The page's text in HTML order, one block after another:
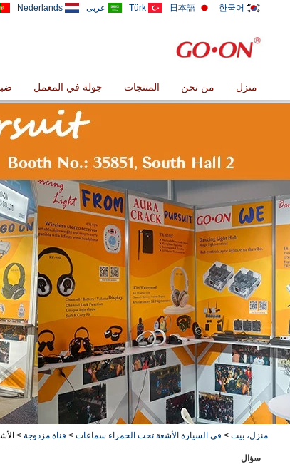
Nederlands عربى Türk 日本語 한국어
منزل من نحن المنتجات جولة في المعمل
منزل، بيت > في السيارة الأشعة تحت الحمراء سماعات > قناة مزدوجة > الأشعة تحت
سؤال